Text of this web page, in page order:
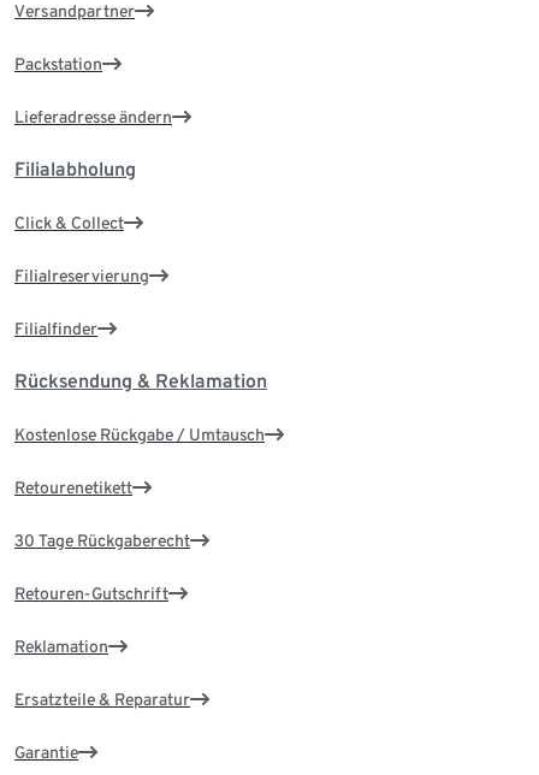
Versandpartner
Packstation
Lieferadresse ändern
Filialabholung
Click & Collect
Filialreservierung
Filialfinder
Rücksendung & Reklamation
Kostenlose Rückgabe / Umtausch
Retourenetikett
30 Tage Rückgaberecht
Retouren-Gutschrift
Reklamation
Ersatzteile & Reparatur
Garantie